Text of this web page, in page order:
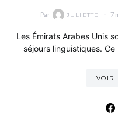
Par JULIETTE 7
Les Émirats Arabes Unis
séjours linguistiques.
VOIR